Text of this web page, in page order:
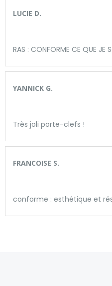
LUCIE D.
RAS : CONFORME CE QUE JE
YANNICK G.
Très joli porte-clefs !
FRANCOISE S.
conforme : esthétique et